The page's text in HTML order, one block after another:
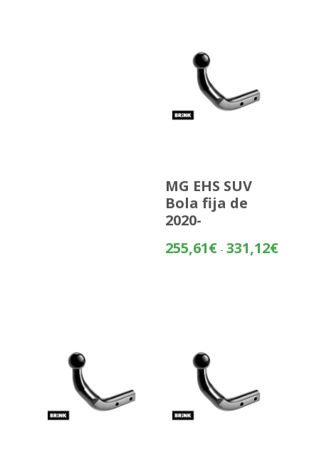
MG EHS SUV
Bola fija de
2020-
255,61€ - 331,12€Rango